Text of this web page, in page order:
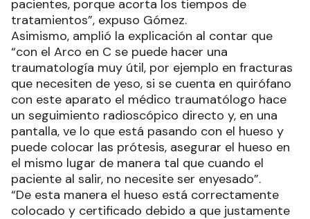
pacientes, porque acorta los tiempos de
tratamientos”, expuso Gómez.
Asimismo, amplió la explicación al contar que
“con el Arco en C se puede hacer una
traumatología muy útil, por ejemplo en fracturas
que necesiten de yeso, si se cuenta en quirófano
con este aparato el médico traumatólogo hace
un seguimiento radioscópico directo y, en una
pantalla, ve lo que está pasando con el hueso y
puede colocar las prótesis, asegurar el hueso en
el mismo lugar de manera tal que cuando el
paciente al salir, no necesite ser enyesado”.
“De esta manera el hueso está correctamente
colocado y certificado debido a que justamente